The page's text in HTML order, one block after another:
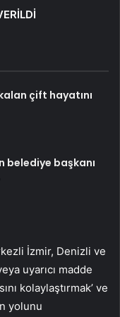
çift hayatını
belediye başkanı
İzmir, Denizli ve
uyarıcı madde
kolaylaştırmak’ ve
yolunu